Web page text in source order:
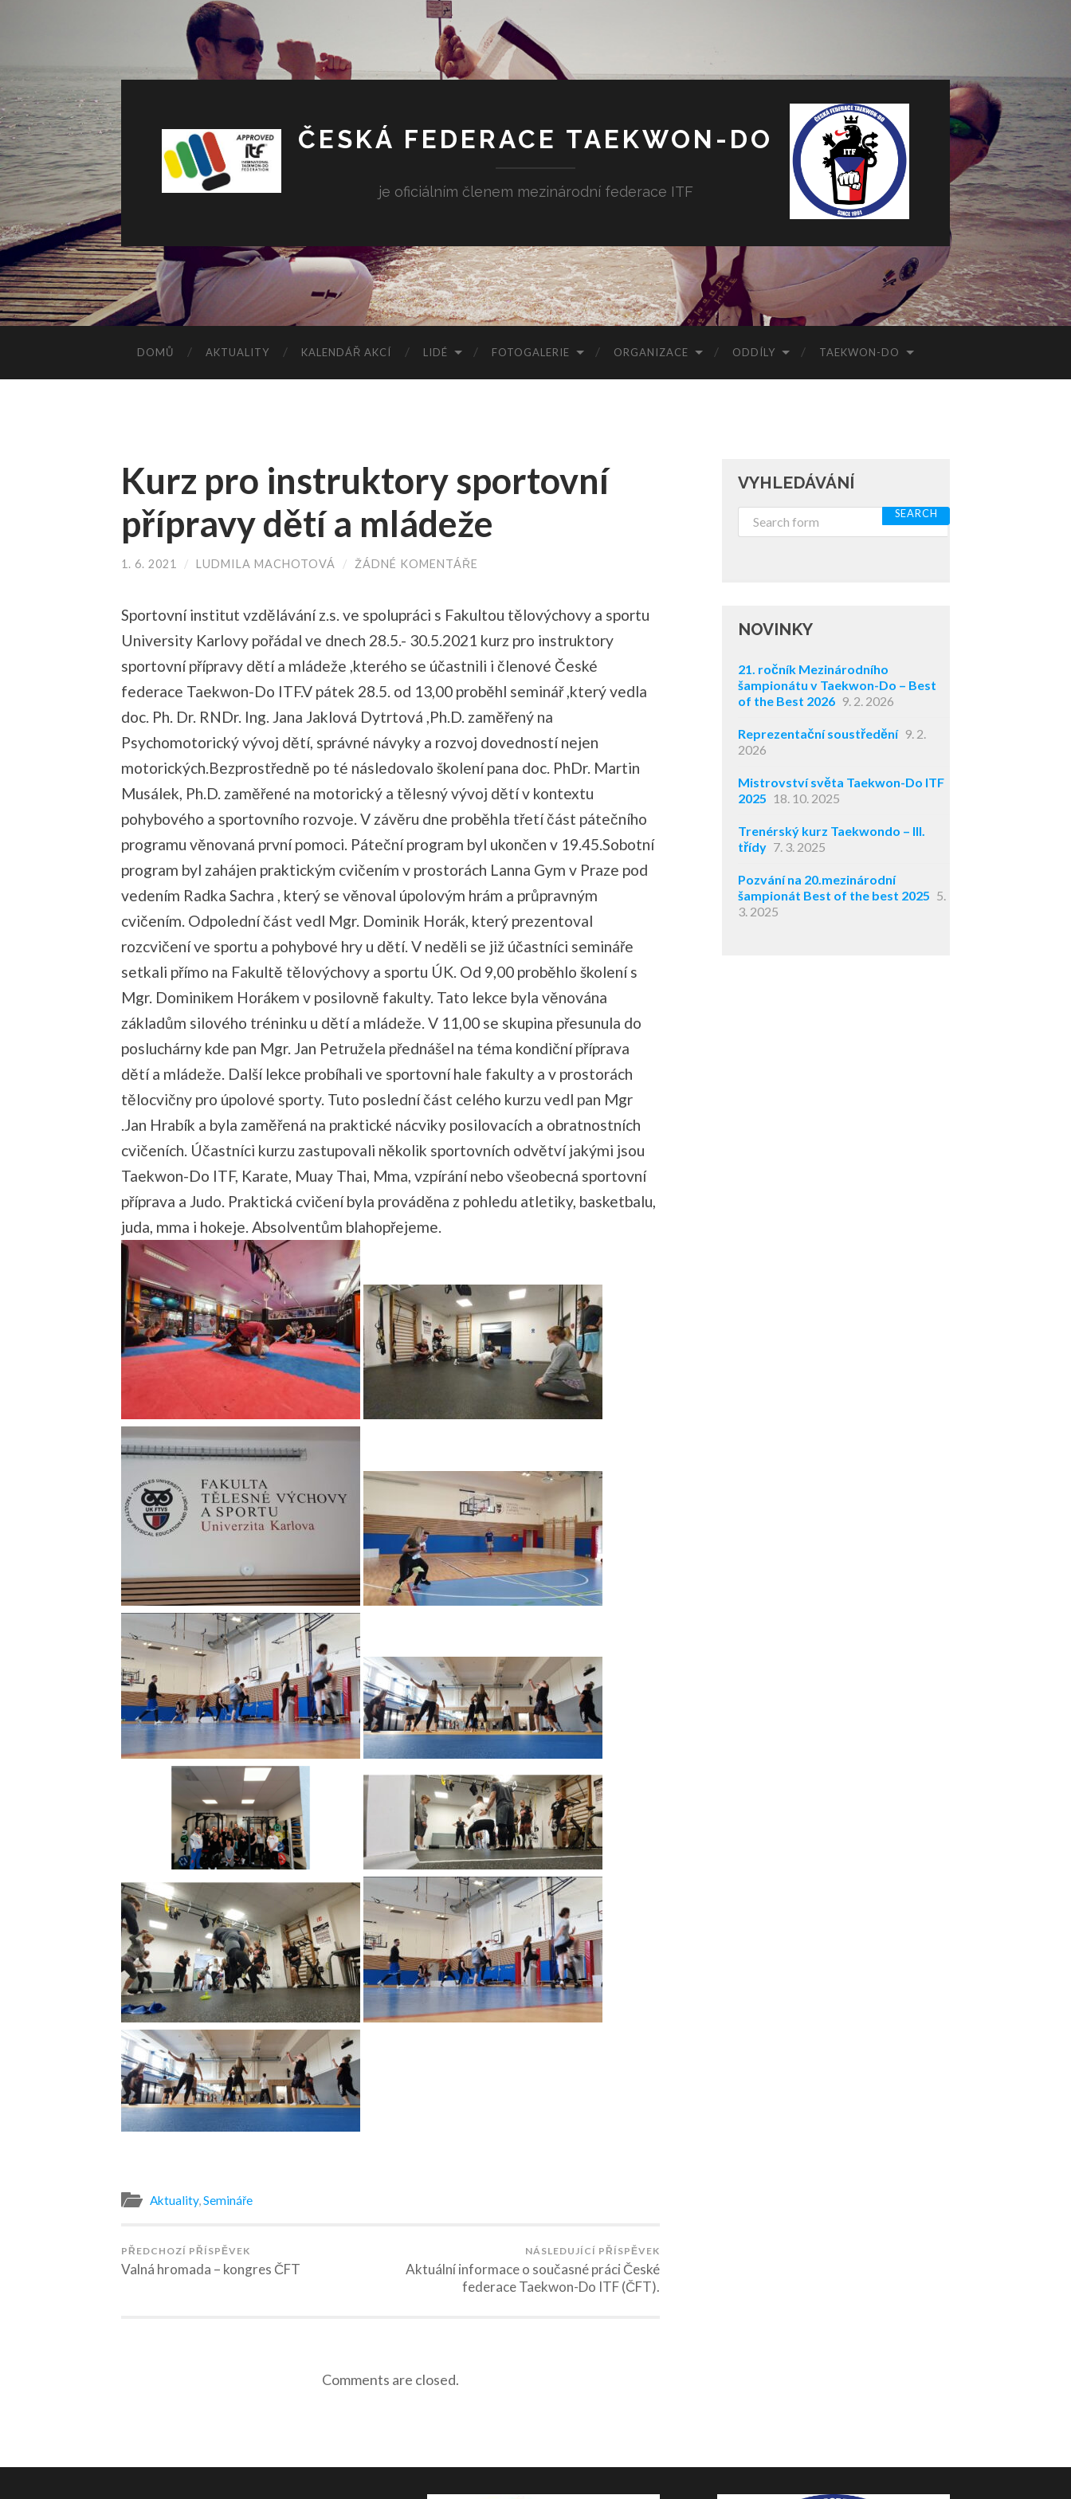
ČESKÁ FEDERACE TAEKWON-DO
je oficiálním členem mezinárodní federace ITF
DOMŮ AKTUALITY KALENDÁŘ AKCÍ LIDÉ FOTOGALERIE ORGANIZACE ODDÍLY TAEKWON-DO
Kurz pro instruktory sportovní
přípravy dětí a mládeže
1. 6. 2021 / LUDMILA MACHOTOVÁ / ŽÁDNÉ KOMENTÁŘE
Sportovní institut vzdělávání z.s. ve spolupráci s Fakultou tělovýchovy a sportu
University Karlovy pořádal ve dnech 28.5.- 30.5.2021 kurz pro instruktory
sportovní přípravy dětí a mládeže ,kterého se účastnili i členové České
federace Taekwon-Do ITF.V pátek 28.5. od 13,00 proběhl seminář ,který vedla
doc. Ph. Dr. RNDr. Ing. Jana Jaklová Dytrtová ,Ph.D. zaměřený na
Psychomotorický vývoj dětí, správné návyky a rozvoj dovedností nejen
motorických.Bezprostředně po té následovalo školení pana doc. PhDr. Martin
Musálek, Ph.D. zaměřené na motorický a tělesný vývoj dětí v kontextu
pohybového a sportovního rozvoje. V závěru dne proběhla třetí část pátečního
programu věnovaná první pomoci. Páteční program byl ukončen v 19.45.Sobotní
program byl zahájen praktickým cvičením v prostorách Lanna Gym v Praze pod
vedením Radka Sachra , který se věnoval úpolovým hrám a průpravným
cvičením. Odpolední část vedl Mgr. Dominik Horák, který prezentoval
rozcvičení ve sportu a pohybové hry u dětí. V neděli se již účastníci semináře
setkali přímo na Fakultě tělovýchovy a sportu ÚK. Od 9,00 proběhlo školení s
Mgr. Dominikem Horákem v posilovně fakulty. Tato lekce byla věnována
základům silového tréninku u dětí a mládeže. V 11,00 se skupina přesunula do
posluchárny kde pan Mgr. Jan Petružela přednášel na téma kondiční příprava
dětí a mládeže. Další lekce probíhali ve sportovní hale fakulty a v prostorách
tělocvičny pro úpolové sporty. Tuto poslední část celého kurzu vedl pan Mgr
.Jan Hrabík a byla zaměřená na praktické nácviky posilovacích a obratnostních
cvičeních. Účastníci kurzu zastupovali několik sportovních odvětví jakými jsou
Taekwon-Do ITF, Karate, Muay Thai, Mma, vzpírání nebo všeobecná sportovní
příprava a Judo. Praktická cvičení byla prováděna z pohledu atletiky, basketbalu,
juda, mma i hokeje. Absolventům blahopřejeme.
Aktuality,Semináře
PŘEDCHOZÍ PŘÍSPĚVEK
Valná hromada – kongres ČFT
NÁSLEDUJÍCÍ PŘÍSPĚVEK
Aktuální informace o současné práci České
federace Taekwon-Do ITF (ČFT).
Comments are closed.
VYHLEDÁVÁNÍ
NOVINKY
21. ročník Mezinárodního
šampionátu v Taekwon-Do – Best
of the Best 2026 9. 2. 2026
Reprezentační soustředění 9. 2.
2026
Mistrovství světa Taekwon-Do ITF
2025 18. 10. 2025
Trenérský kurz Taekwondo – III.
třídy 7. 3. 2025
Pozvání na 20.mezinárodní
šampionát Best of the best 2025 5.
3. 2025